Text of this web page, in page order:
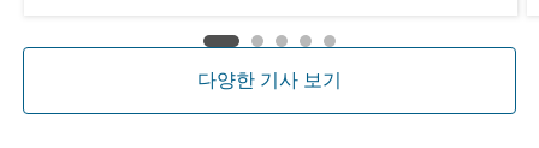
다양한 기사 보기